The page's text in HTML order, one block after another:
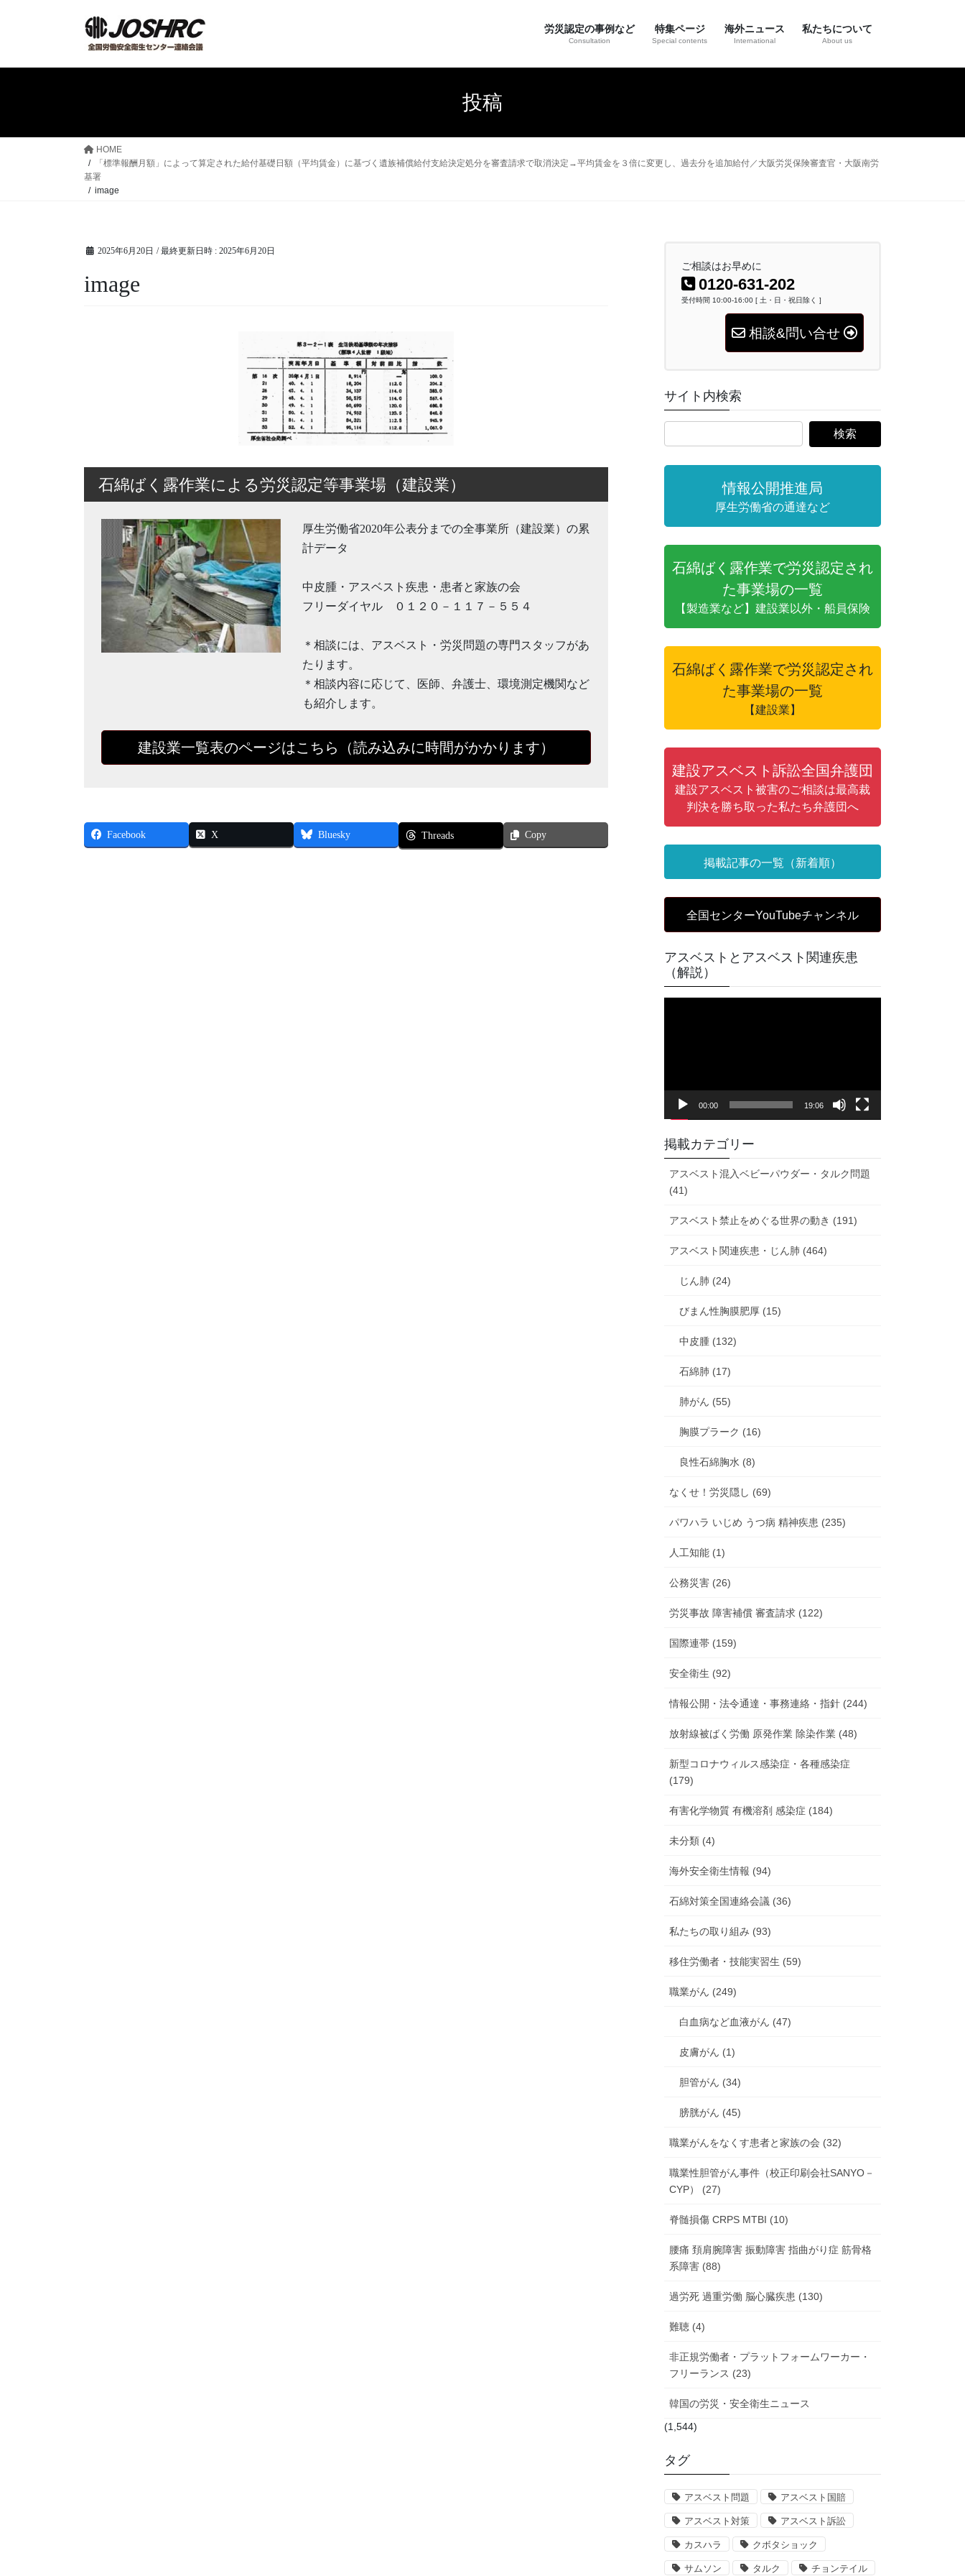
労災認定の事例など
Consultation
特集ページ
Special contents
海外ニュース
International
私たちについて
About us
投稿
HOME
「標準報酬月額」によって算定された給付基礎日額（平均賃金）に基づく遺族補償給付支給決定処分を審査請求で取消決定→平均賃金を３倍に変更し、過去分を追加給付／大阪労災保険審査官・大阪南労
基署
image
2025年6月20日 / 最終更新日時 : 2025年6月20日
image
石綿ばく露作業による労災認定等事業場（建設業）
厚生労働省2020年公表分までの全事業所（建設業）の累
計データ
中皮腫・アスベスト疾患・患者と家族の会
フリーダイヤル ０１２０－１１７－５５４
＊相談には、アスベスト・労災問題の専門スタッフがあ
たります。
＊相談内容に応じて、医師、弁護士、環境測定機関など
も紹介します。
建設業一覧表のページはこちら（読み込みに時間がかかります）
Facebook X Bluesky Threads Copy
ご相談はお早めに
0120-631-202
受付時間 10:00-16:00 [ 土・日・祝日除く ]
相談&問い合せ
サイト内検索
情報公開推進局
厚生労働省の通達など
石綿ばく露作業で労災認定され
た事業場の一覧
【製造業など】建設業以外・船員保険
石綿ばく露作業で労災認定され
た事業場の一覧
【建設業】
建設アスベスト訴訟全国弁護団
建設アスベスト被害のご相談は最高裁
判決を勝ち取った私たち弁護団へ
掲載記事の一覧（新着順）
全国センターYouTubeチャンネル
アスベストとアスベスト関連疾患
（解説）
ヤ
00:00 19:06
掲載カテゴリー
アスベスト混入ベビーパウダー・タルク問題
(41)
アスベスト禁止をめぐる世界の動き (191)
アスベスト関連疾患・じん肺 (464)
じん肺 (24)
びまん性胸膜肥厚 (15)
中皮腫 (132)
石綿肺 (17)
肺がん (55)
胸膜プラーク (16)
良性石綿胸水 (8)
なくせ！労災隠し (69)
パワハラ いじめ うつ病 精神疾患 (235)
人工知能 (1)
公務災害 (26)
労災事故 障害補償 審査請求 (122)
国際連帯 (159)
安全衛生 (92)
情報公開・法令通達・事務連絡・指針 (244)
放射線被ばく労働 原発作業 除染作業 (48)
新型コロナウィルス感染症・各種感染症
(179)
有害化学物質 有機溶剤 感染症 (184)
未分類 (4)
海外安全衛生情報 (94)
石綿対策全国連絡会議 (36)
私たちの取り組み (93)
移住労働者・技能実習生 (59)
職業がん (249)
白血病など血液がん (47)
皮膚がん (1)
胆管がん (34)
膀胱がん (45)
職業がんをなくす患者と家族の会 (32)
職業性胆管がん事件（校正印刷会社SANYO－
CYP） (27)
脊髄損傷 CRPS MTBI (10)
腰痛 頚肩腕障害 振動障害 指曲がり症 筋骨格
系障害 (88)
過労死 過重労働 脳心臓疾患 (130)
難聴 (4)
非正規労働者・プラットフォームワーカー・
フリーランス (23)
韓国の労災・安全衛生ニュース
(1,544)
タグ
アスベスト問題 アスベスト国賠
アスベスト対策 アスベスト訴訟
カスハラ クボタショック
サムソン タルク チョンテイル